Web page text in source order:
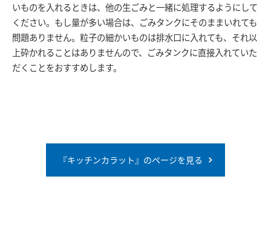
いものを入れるときは、他の生ごみと一緒に処理するようにして
ください。もし量が多い場合は、ごみタンクにそのままいれても
問題ありません。粒子の細かいものは排水口に入れても、それ以
上砕かれることはありませんので、ごみタンクに直接入れていた
だくことをおすすめします。
『キッチンカラット』のページを見る